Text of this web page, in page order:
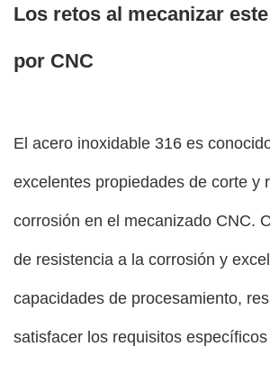
Los retos al mecanizar
por CNC
El acero inoxidable 316 es
excelentes propiedades de corte y
corrosión en el mecanizado CNC.
de resistencia a la corrosión y
capacidades de procesamiento,
satisfacer los requisitos